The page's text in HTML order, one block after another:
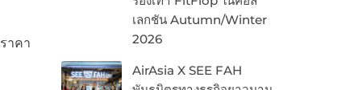
เลกชัน Autumn/Winter
2026
AirAsia X SEE FAH
าคา